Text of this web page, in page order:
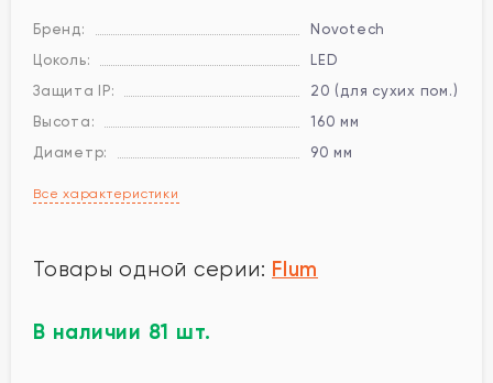
Бренд:
Novotech
Цоколь:
LED
Защита IP:
20 (для сухих пом.)
Высота:
160 мм
Диаметр:
90 мм
Все характеристики
Товары одной серии: Flum
В наличии 81 шт.